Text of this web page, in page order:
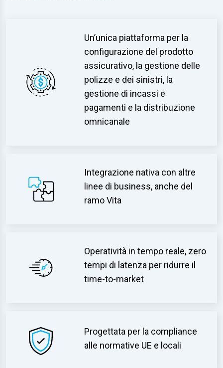
Un’unica piattaforma per la
configurazione del prodotto
assicurativo, la gestione delle
polizze e dei sinistri, la
gestione di incassi e
pagamenti e la distribuzione
omnicanale
Integrazione nativa con altre
linee di business, anche del
ramo Vita
Operatività in tempo reale, zero
tempi di latenza per ridurre il
time-to-market
Progettata per la compliance
alle normative UE e locali